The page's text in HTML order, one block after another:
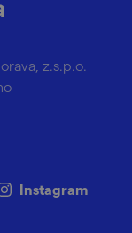
z.s.p.o.
Instagram